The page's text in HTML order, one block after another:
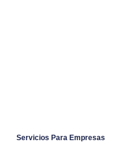
Servicios Para Empresas